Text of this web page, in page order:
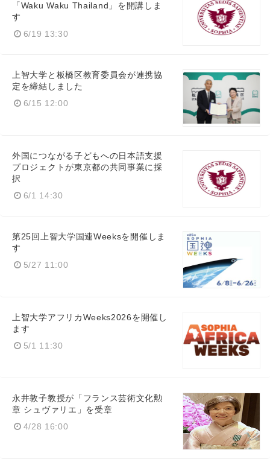
「Waku Waku Thailand」を開講しま
す
6/19 13:30
上智大学と板橋区教育委員会が連携協
定を締結しました
6/15 12:00
外国につながる子どもへの日本語支援
プロジェクトが東京都の共同事業に採
択
6/1 14:30
第25回上智大学国連Weeksを開催しま
す
5/27 11:00
上智大学アフリカWeeks2026を開催し
ます
5/1 11:30
永井敦子教授が「フランス芸術文化勲
章 シュヴァリエ」を受章
4/28 16:00